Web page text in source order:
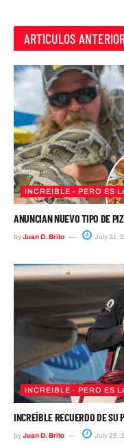
ARTICULOS
INCREIBLE - PERO ES
ANUNCIAN NUEVO TIPO DE
byJuan D. Brito July 31,
INCREIBLE - PERO ES
INCREÍBLE RECUERDO DE SU
byJuan D. Brito July 28,